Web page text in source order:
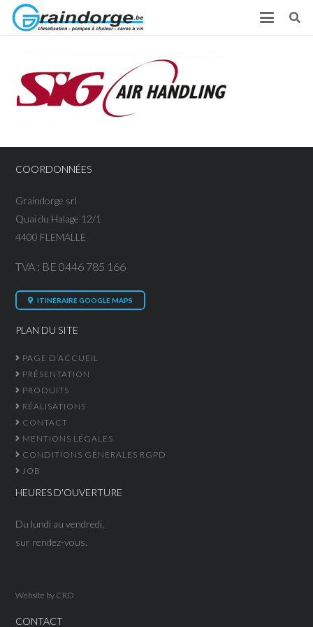
COORDONNÉES
Graindorge srl
Quai du Halage 12/1
4400 FLEMALLE
TVA : BE 0446 785 166
ITINÉRAIRE GOOGLE MAPS
PLAN DU SITE
PAGE D’ACCUEIL
PRÉSENTATION
PRODUITS
RÉALISATIONS
CONTACT
MENTIONS LÉGALES
CONDITIONS GÉNÉRALES RGPD
JOB
HEURES D'OUVERTURE
Du lundi au vendredi,
sur rendez-vous.
Website by CRD
CONTACT